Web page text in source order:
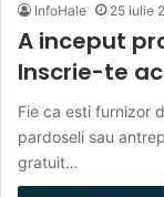
InfoHale 25 iulie
A inceput
Inscrie-te
Fie ca esti furnizor
pardoseli sau
gratuit…